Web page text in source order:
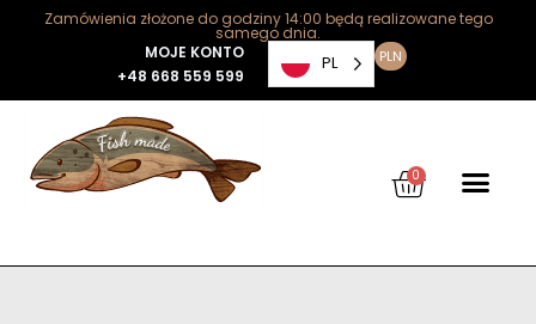
Zamówienia złożone do godziny 14:00 będą realizowane tego
samego dnia.
MOJE KONTO
+48 668 559 599
PL PLN
0